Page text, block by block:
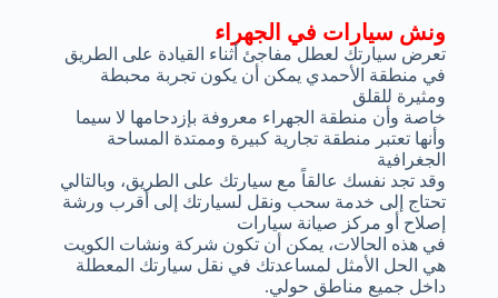
ونش سيارات في الجهراء
تعرض سيارتك لعطل مفاجئ أثناء القيادة على الطريق
في منطقة الأحمدي يمكن أن يكون تجربة محبطة
ومثيرة للقلق
خاصة وأن منطقة الجهراء معروفة بإزدحامها لا سيما
وأنها تعتبر منطقة تجارية كبيرة وممتدة المساحة
الجغرافية
وقد تجد نفسك عالقاً مع سيارتك على الطريق، وبالتالي
تحتاج إلى خدمة سحب ونقل لسيارتك إلى أقرب ورشة
إصلاح أو مركز صيانة سيارات
في هذه الحالات، يمكن أن تكون شركة ونشات الكويت
هي الحل الأمثل لمساعدتك في نقل سيارتك المعطلة
داخل جميع مناطق حولي.